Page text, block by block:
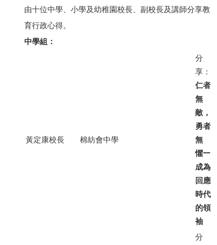
由十位中學、小學及幼稚園校長、副校長及講師分享教
育行政心得。
中學組：
黃定康校長 棉紡會中學
分
享：
仁者
無
敵，
勇者
無
懼--
成為
回應
時代
的領
袖
分